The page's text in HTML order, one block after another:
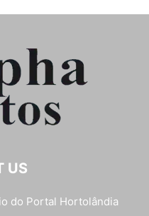
US
do Portal Hortolândia